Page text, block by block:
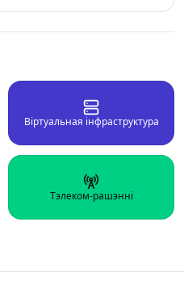
Віртуальная інфраструктура
Тэлеком‑рашэнні